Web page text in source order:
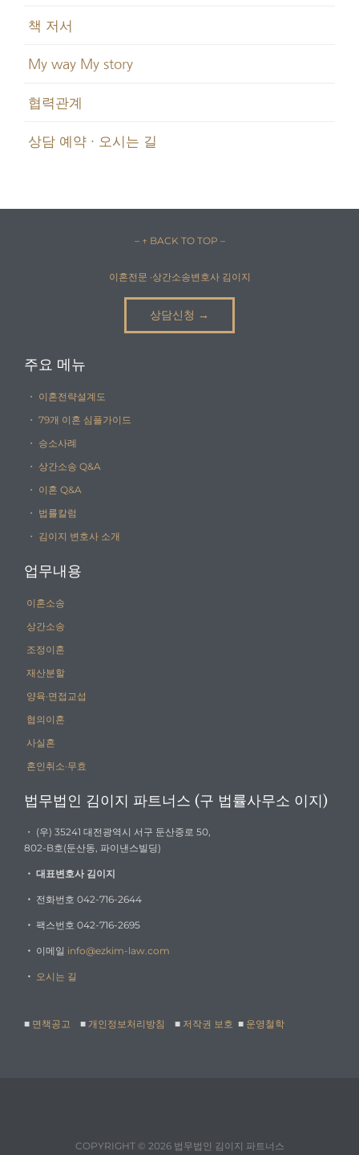
책 저서
My way My story
협력관계
상담 예약 · 오시는 길
– ↑ BACK TO TOP –
이혼전문 ·상간소송변호사 김이지
상담신청 →
주요 메뉴
・ 이혼전략설계도
・ 79개 이혼 심플가이드
・ 승소사례
・ 상간소송 Q&A
・ 이혼 Q&A
・ 법률칼럼
・ 김이지 변호사 소개
업무내용
이혼소송
상간소송
조정이혼
재산분할
양육·면접교섭
협의이혼
사실혼
혼인취소·무효
법무법인 김이지 파트너스 (구 법률사무소 이지)
・ (우) 35241 대전광역시 서구 둔산중로 50,
802-B호(둔산동, 파이낸스빌딩)
・ 대표변호사 김이지
・ 전화번호 042-716-2644
・ 팩스번호 042-716-2695
・ 이메일 info@ezkim-law.com
・ 오시는 길
■ 면책공고 ■ 개인정보처리방침 ■ 저작권 보호 ■ 운영철학
COPYRIGHT © 2026 법무법인 김이지 파트너스